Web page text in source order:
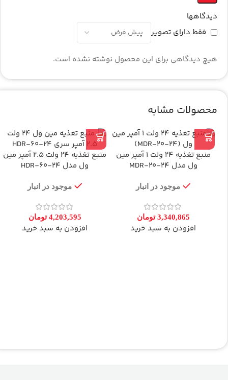
دیدگاهها
فقط دارای تصویر
هیچ دیدگاهی برای این محصول نوشته نشده است.
محصولات مشابه
منبع تغذیه 24 ولت 1 آمپر مین
ول مدل MDR-20-24
موجود در انبار
3,340,865 تومان
افزودن به سبد خرید
منبع تغذیه 24 ولت 2.5 آمپر مین
ول مدل HDR-60-24
موجود در انبار
4,203,595 تومان
افزودن به سبد خرید